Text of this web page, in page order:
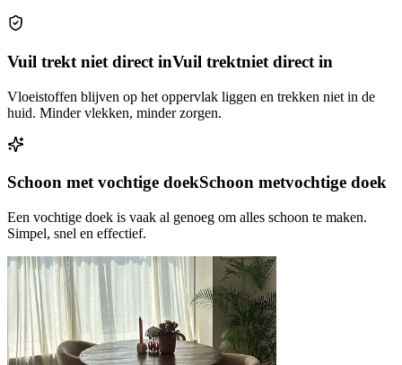
Vuil trekt niet direct inVuil trektniet direct in
Vloeistoffen blijven op het oppervlak liggen en trekken niet in de
huid. Minder vlekken, minder zorgen.
Schoon met vochtige doekSchoon metvochtige doek
Een vochtige doek is vaak al genoeg om alles schoon te maken.
Simpel, snel en effectief.